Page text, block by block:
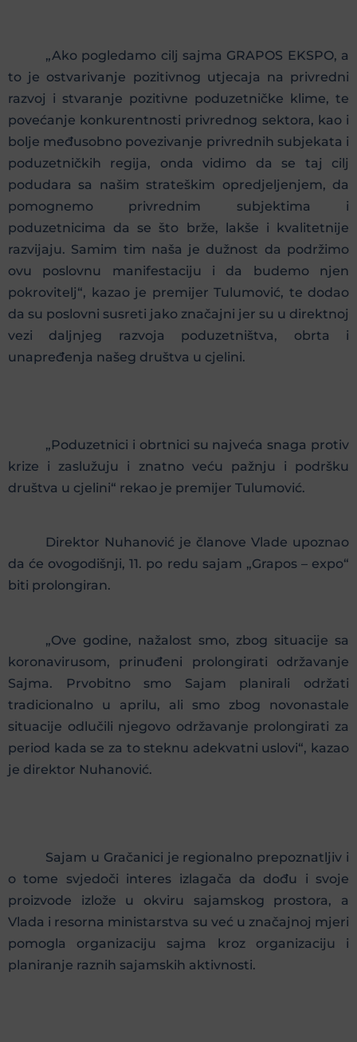
„Ako pogledamo cilj sajma GRAPOS EKSPO, a
to je ostvarivanje pozitivnog utjecaja na privredni
razvoj i stvaranje pozitivne poduzetničke klime, te
povećanje konkurentnosti privrednog sektora, kao i
bolje međusobno povezivanje privrednih subjekata i
poduzetničkih regija, onda vidimo da se taj cilj
podudara sa našim strateškim opredjeljenjem, da
pomognemo privrednim subjektima i
poduzetnicima da se što brže, lakše i kvalitetnije
razvijaju. Samim tim naša je dužnost da podržimo
ovu poslovnu manifestaciju i da budemo njen
pokrovitelj“, kazao je premijer Tulumović, te dodao
da su poslovni susreti jako značajni jer su u direktnoj
vezi daljnjeg razvoja poduzetništva, obrta i
unapređenja našeg društva u cjelini.
„Poduzetnici i obrtnici su najveća snaga protiv
krize i zaslužuju i znatno veću pažnju i podršku
društva u cjelini“ rekao je premijer Tulumović.
Direktor Nuhanović je članove Vlade upoznao
da će ovogodišnji, 11. po redu sajam „Grapos – expo“
biti prolongiran.
„Ove godine, nažalost smo, zbog situacije sa
koronavirusom, prinuđeni prolongirati održavanje
Sajma. Prvobitno smo Sajam planirali održati
tradicionalno u aprilu, ali smo zbog novonastale
situacije odlučili njegovo održavanje prolongirati za
period kada se za to steknu adekvatni uslovi“, kazao
je direktor Nuhanović.
Sajam u Gračanici je regionalno prepoznatljiv i
o tome svjedoči interes izlagača da dođu i svoje
proizvode izlože u okviru sajamskog prostora, a
Vlada i resorna ministarstva su već u značajnoj mjeri
pomogla organizaciju sajma kroz organizaciju i
planiranje raznih sajamskih aktivnosti.